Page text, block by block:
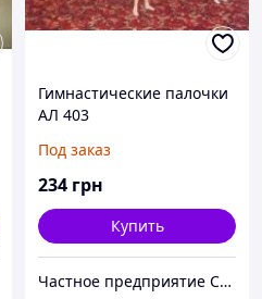
Гимнастические палочки
АЛ 403
Под заказ
234 грн
Купить
Частное предприятие София Мед